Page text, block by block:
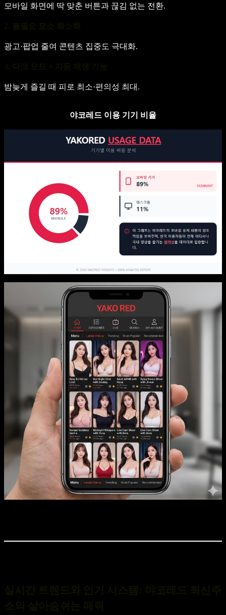
모바일 화면에 딱 맞춘 버튼과 끊김 없는 전환.
광고·팝업 줄여 콘텐츠 집중도 극대화.
밤늦게 즐길 때 피로 최소·편의성 최대.
야코레드 이용 기기 비율